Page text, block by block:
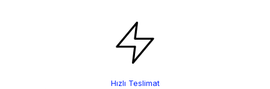
Hızlı Teslimat